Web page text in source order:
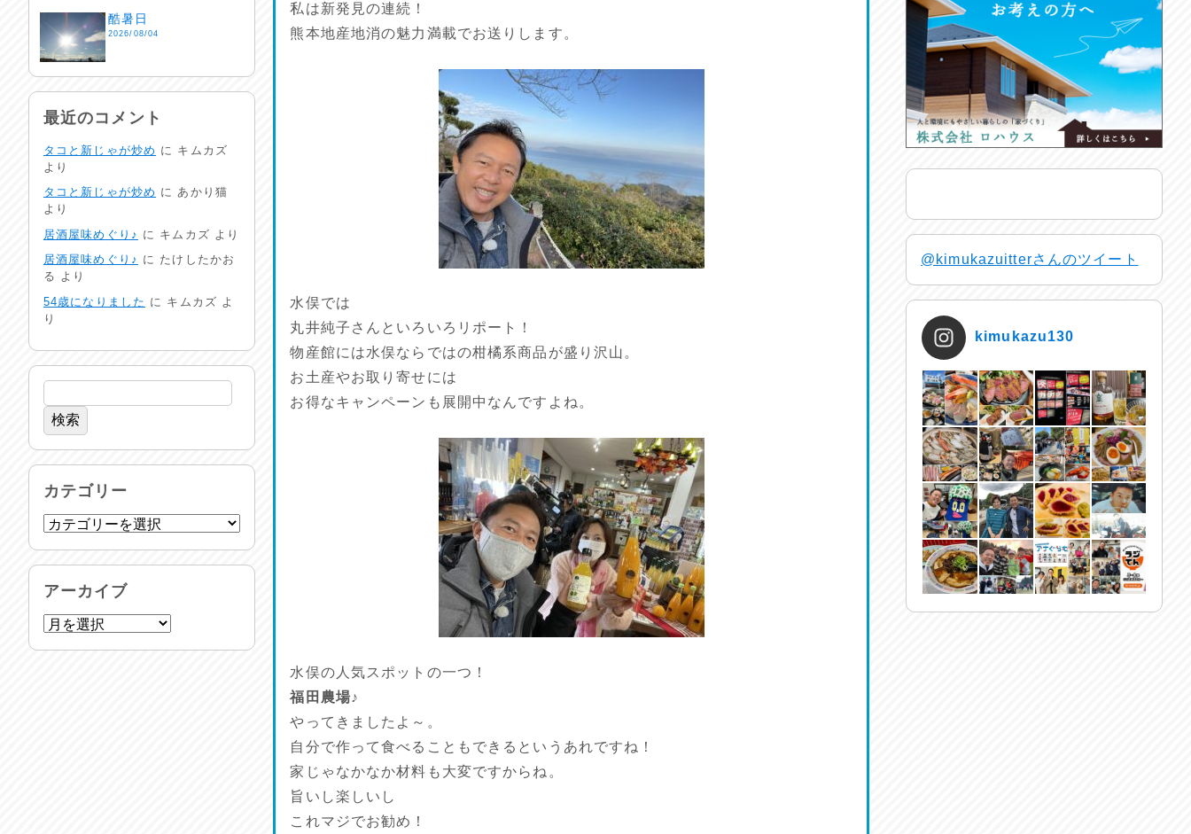
私は新発見の連続！
熊本地産地消の魅力満載でお送りします。
水俣では
丸井純子さんといろいろリポート！
物産館には水俣ならではの柑橘系商品が盛り沢山。
お土産やお取り寄せには
お得なキャンペーンも展開中なんですよね。
水俣の人気スポットの一つ！
福田農場♪
やってきましたよ～。
自分で作って食べることもできるというあれですね！
家じゃなかなか材料も大変ですからね。
旨いし楽しいし
これマジでお勧め！
@kimukazuitterさんのツイート
kimukazu130
酷暑日
2026/08/04
熱中症注意
2026/08/01
2026/07/31
24時間体制
2026/07/30
土用丑の日♪
反省会♪
呑めや喋れや！
最近のコメント
タコと新じゃが炒め に キムカズ
より
タコと新じゃが炒め にあかり猫
より
居酒屋味めぐり♪ に キムカズ より
居酒屋味めぐり♪ に たけしたかお
る より
54歳になりました に キムカズ よ
り
カテゴリー
アーカイブ